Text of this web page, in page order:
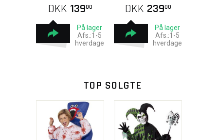
DKK 13900
På lager
Afs.:1-5
hverdage
DKK 23900
På lager
Afs.:1-5
hverdage
TOP SOLGTE